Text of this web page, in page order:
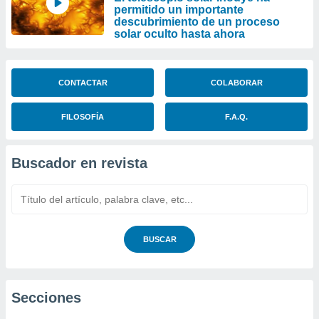
permitido un importante
descubrimiento de un proceso
solar oculto hasta ahora
CONTACTAR COLABORAR
FILOSOFÍA F.A.Q.
Buscador en revista
BUSCAR
Secciones